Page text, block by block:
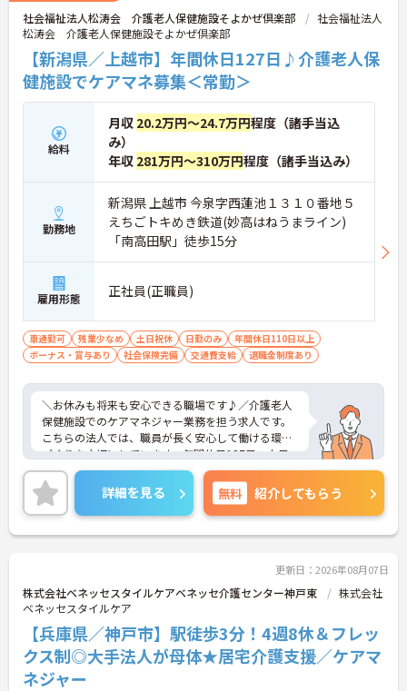
社会福祉法人松涛会 介護老人保健施設そよかぜ倶楽部
社会福祉法人
松涛会 介護老人保健施設そよかぜ倶楽部
【新潟県／上越市】年間休日127日♪介護老人保
健施設でケアマネ募集＜常勤＞
給料
月収 20.2万円～24.7万円程度（諸手当込
み）
年収 281万円～310万円程度（諸手当込み）
勤務地
新潟県 上越市 今泉字西蓮池１３１０番地５
えちごトキめき鉄道(妙高はねうまライン)
「南高田駅」徒歩15分
雇用形態 正社員(正職員)
車通勤可 残業少なめ 土日祝休 日勤のみ
年間休日110日以上
ボーナス・賞与あり
社会保険完備 交通費支給 退職金制度あり
＼お休みも将来も安心できる職場です♪／介護老人
保健施設でのケアマネジャー業務を担う求人です。
こちらの法人では、職員が長く安心して働ける環境
づくりを大切にしています。年間休日127日・土日
祝休みとお休みが充実しており、仕事とプライベー
トの両立を目指したい方にもおすすめです。また、
有給休暇・看護休暇・介護休暇は1時間単位で取得
可能なため、ご家庭の予定や急な用事にも柔軟に対
応できます。さらに定年は70歳と長く、経験を活か
りに寄り添ったケアを大切にしながら、自分らしい
キャリアを築いていきたい方にぴったりの職場で
す。
詳細を見る 無料 紹介してもらう
更新日：2026年08月07日
株式会社ベネッセスタイルケアベネッセ介護センター神戸東
株式会社
ベネッセスタイルケア
【兵庫県／神戸市】駅徒歩3分！4週8休＆フレッ
クス制◎大手法人が母体★居宅介護支援／ケアマ
ネジャー